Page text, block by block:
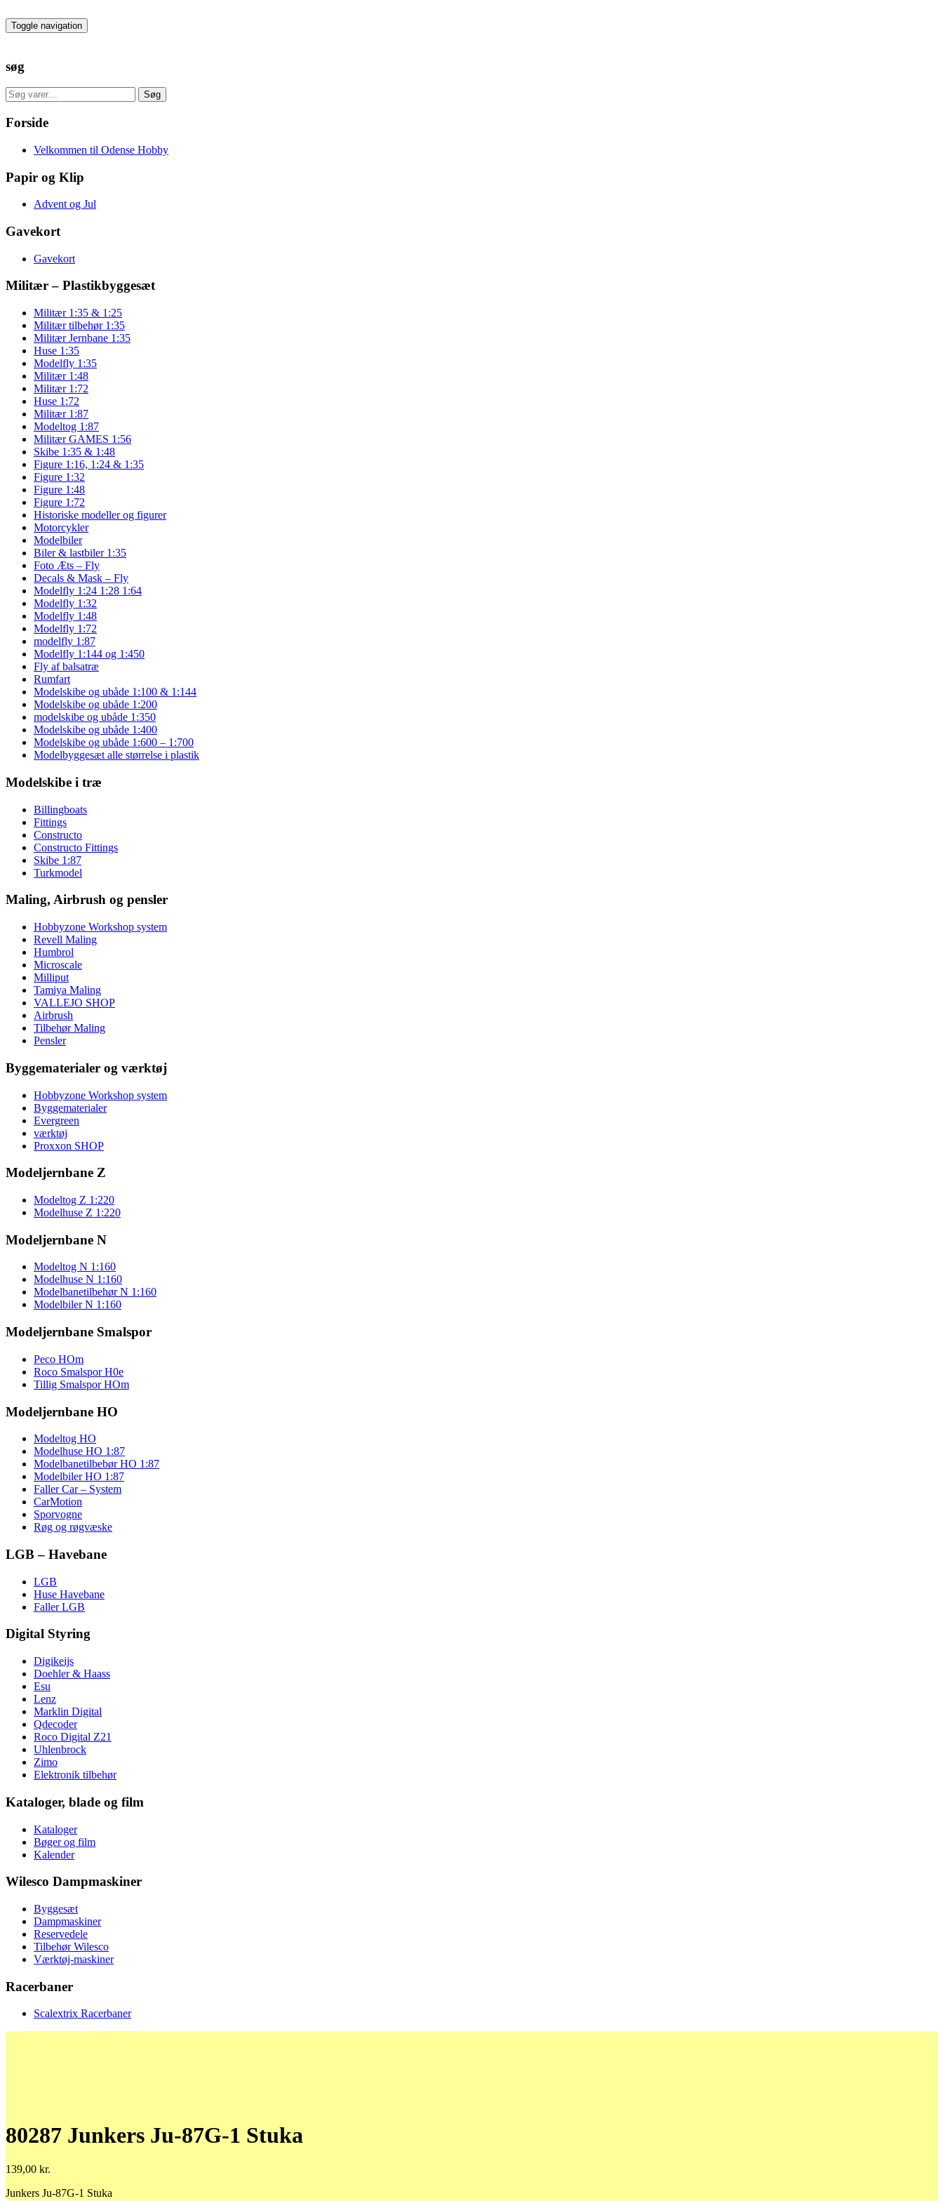
to
the
Toggle navigation
søg
Søg
efter:
Søg
Forside
Velkommen til Odense Hobby
Papir og Klip
Advent og Jul
Gavekort
Gavekort
Militær – Plastikbyggesæt
Militær 1:35 & 1:25
Militær tilbehør 1:35
Militær Jernbane 1:35
Huse 1:35
Modelfly 1:35
Militær 1:48
Militær 1:72
Huse 1:72
Militær 1:87
Modeltog 1:87
Militær GAMES 1:56
Skibe 1:35 & 1:48
Figure 1:16, 1:24 & 1:35
Figure 1:32
Figure 1:48
Figure 1:72
Historiske modeller og figurer
Motorcykler
Modelbiler
Biler & lastbiler 1:35
Foto Æts – Fly
Decals & Mask – Fly
Modelfly 1:24 1:28 1:64
Modelfly 1:32
Modelfly 1:48
Modelfly 1:72
modelfly 1:87
Modelfly 1:144 og 1:450
Fly af balsatræ
Rumfart
Modelskibe og ubåde 1:100 & 1:144
Modelskibe og ubåde 1:200
modelskibe og ubåde 1:350
Modelskibe og ubåde 1:400
Modelskibe og ubåde 1:600 – 1:700
Modelbyggesæt alle størrelse i plastik
Modelskibe i træ
Billingboats
Fittings
Constructo
Constructo Fittings
Skibe 1:87
Turkmodel
Maling, Airbrush og pensler
Hobbyzone Workshop system
Revell Maling
Humbrol
Microscale
Milliput
Tamiya Maling
VALLEJO SHOP
Airbrush
Tilbehør Maling
Pensler
Byggematerialer og værktøj
Hobbyzone Workshop system
Byggematerialer
Evergreen
værktøj
Proxxon SHOP
Modeljernbane Z
Modeltog Z 1:220
Modelhuse Z 1:220
Modeljernbane N
Modeltog N 1:160
Modelhuse N 1:160
Modelbanetilbehør N 1:160
Modelbiler N 1:160
Modeljernbane Smalspor
Peco HOm
Roco Smalspor H0e
Tillig Smalspor HOm
Modeljernbane HO
Modeltog HO
Modelhuse HO 1:87
Modelbanetilbebør HO 1:87
Modelbiler HO 1:87
Faller Car – System
CarMotion
Sporvogne
Røg og røgvæske
LGB – Havebane
LGB
Huse Havebane
Faller LGB
Digital Styring
Digikeijs
Doehler & Haass
Esu
Lenz
Marklin Digital
Qdecoder
Roco Digital Z21
Uhlenbrock
Zimo
Elektronik tilbehør
Kataloger, blade og film
Kataloger
Bøger og film
Kalender
Wilesco Dampmaskiner
Byggesæt
Dampmaskiner
Reservedele
Tilbehør Wilesco
Værktøj-maskiner
Racerbaner
Scalextrix Racerbaner
80287 Junkers Ju-87G-1 Stuka
139,00 kr.
Junkers Ju-87G-1 Stuka